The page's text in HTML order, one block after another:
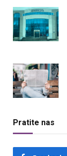
Pratite nas